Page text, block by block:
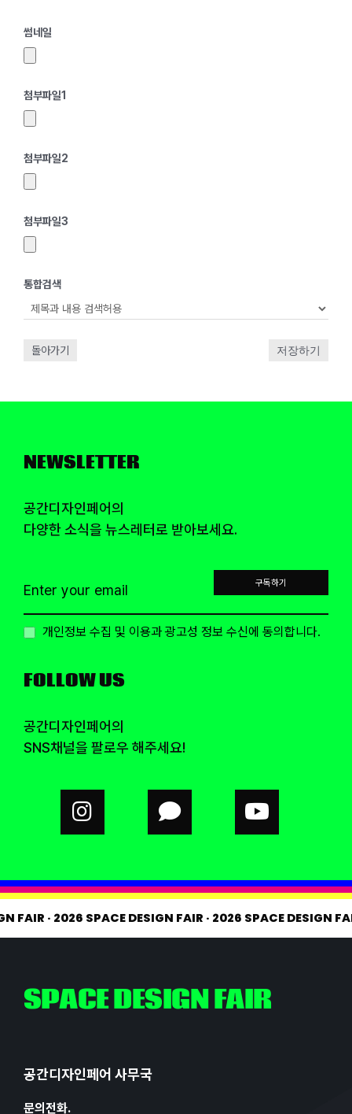
썸네일
첨부파일1
첨부파일2
첨부파일3
통합검색
돌아가기 저장하기
NEWSLETTER
공간디자인페어의
다양한 소식을 뉴스레터로 받아보세요.
구독하기
개인정보 수집 및 이용과 광고성 정보 수신에 동의합니다.
FOLLOW US
공간디자인페어의
SNS채널을 팔로우 해주세요!
FAIR ·2026 SPACE DESIGN FAIR ·2026 SPACE DESIGN
SPACE DESIGN FAIR
공간디자인페어 사무국
문의전화.